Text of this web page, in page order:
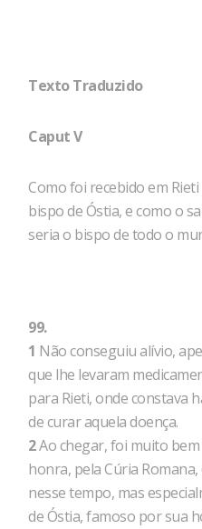
Texto Traduzido
Caput V
Como foi recebido em
bispo de Óstia, e como o
seria o bispo de todo o
99.
1 Não conseguiu alívio,
que lhe levaram
para Rieti, onde constava
de curar aquela doença.
2Ao chegar, foi muito bem
honra, pela Cúria
nesse tempo, mas
de Óstia, famoso por sua